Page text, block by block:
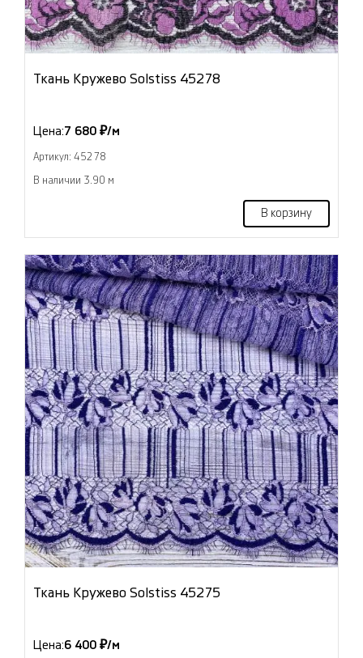
Ткань Кружево Solstiss 45278
Цена:7 680 ₽/м
Артикул: 45278
В наличии 3.90 м
В корзину
Ткань Кружево Solstiss 45275
Цена:6 400 ₽/м